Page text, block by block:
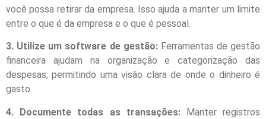
você possa retirar da empresa. Isso ajuda a manter um limite
entre o que é da empresa e o que é pessoal.
3. Utilize um software de gestão:Ferramentas de gestão
financeira ajudam na organização e categorização das
despesas, permitindo uma visão clara de onde o dinheiro é
gasto.
4. Documente todas as transações:Manter registros